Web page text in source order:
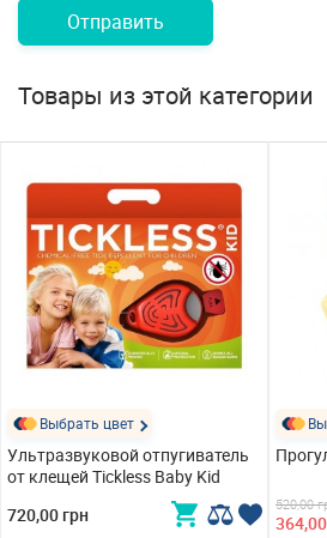
Отправить
Товары из этой категории
Выбрать цвет
Ультразвуковой отпугиватель
от клещей Tickless Baby Kid
720,00 грн
520,00